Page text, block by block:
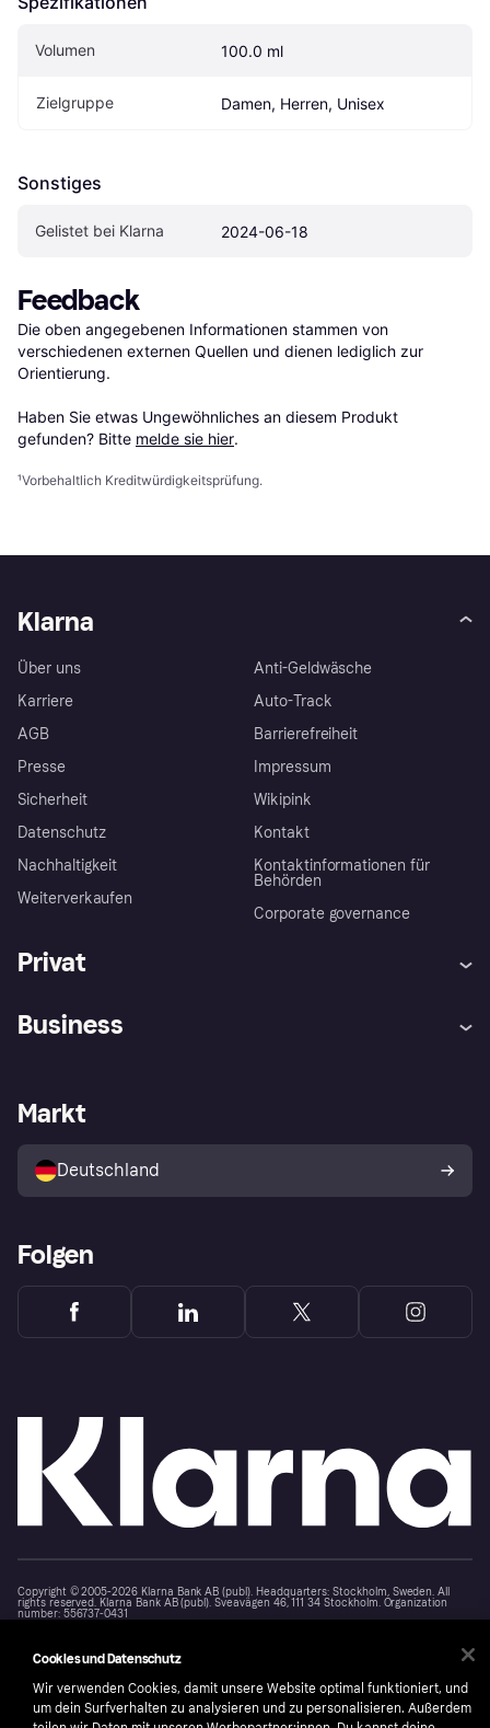
Volumen 100.0 ml
Zielgruppe Damen, Herren, Unisex
Sonstiges
Gelistet bei Klarna 2024-06-18
Feedback
Die oben angegebenen Informationen stammen von
verschiedenen externen Quellen und dienen lediglich zur
Orientierung.
Haben Sie etwas Ungewöhnliches an diesem Produkt
gefunden? Bitte melde sie hier.
¹Vorbehaltlich Kreditwürdigkeitsprüfung.
Klarna
Über uns
Karriere
AGB
Presse
Sicherheit
Datenschutz
Nachhaltigkeit
Weiterverkaufen
Anti-Geldwäsche
Auto-Track
Barrierefreiheit
Impressum
Wikipink
Kontakt
Kontaktinformationen für
Behörden
Corporate governance
Privat
Klarna App
Shops entdecken
Käuferschutzrichtlinie
Dein Widerrufsrecht
Business
Händlerportal
Markt
Deutschland
Folgen
Copyright © 2005-2026 Klarna Bank AB (publ). Headquarters: Stockholm, Sweden. All
rights reserved. Klarna Bank AB (publ). Sveavägen 46, 111 34 Stockholm. Organization
number: 556737-0431
Nutzungsbedingungen
Cookies und Datenschutz
Wir verwenden Cookies, damit unsere Website optimal funktioniert, und
um dein Surfverhalten zu analysieren und zu personalisieren. Außerdem